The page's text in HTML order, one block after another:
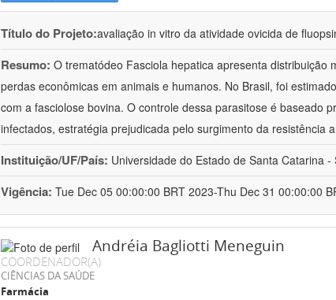
Título do Projeto:avaliação in vitro da atividade ovicida de
Resumo: O trematódeo Fasciola hepatica apresenta distribuição
perdas econômicas em animais e humanos. No Brasil, foi
com a fasciolose bovina. O controle dessa parasitose é baseado
infectados, estratégia prejudicada pelo surgimento da resistência
Instituição/UF/País: Universidade do Estado de Santa Catarina -
Vigência: Tue Dec 05 00:00:00 BRT 2023-Thu Dec 31 00:00:00
Andréia Bagliotti Meneguin
COORDENADOR(A)
CIÊNCIAS DA SAÚDE
Farmácia